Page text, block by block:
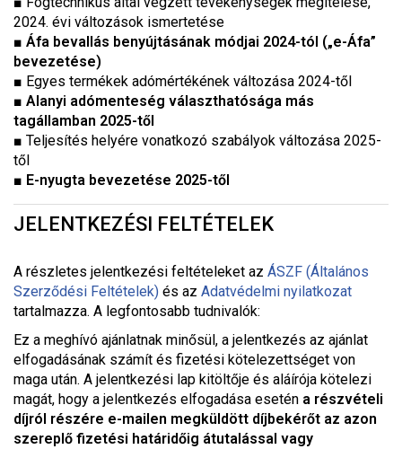
2024. évi változások ismertetése
■ Áfa bevallás benyújtásának módjai 2024-tól („e-Áfa”
bevezetése)
■ Egyes termékek adómértékének változása 2024-től
■ Alanyi adómenteség választhatósága más
tagállamban 2025-től
■ Teljesítés helyére vonatkozó szabályok változása 2025-
től
■ E-nyugta bevezetése 2025-től
JELENTKEZÉSI FELTÉTELEK
A részletes jelentkezési feltételeket az ÁSZF (Általános
Szerződési Feltételek) és az Adatvédelmi nyilatkozat
tartalmazza. A legfontosabb tudnivalók:
Ez a meghívó ajánlatnak minősül, a jelentkezés az ajánlat
elfogadásának számít és fizetési kötelezettséget von
maga után. A jelentkezési lap kitöltője és aláírója kötelezi
magát, hogy a jelentkezés elfogadása esetén a részvételi
díjról részére e-mailen megküldött díjbekérőt az azon
szereplő fizetési határidőig átutalással vagy